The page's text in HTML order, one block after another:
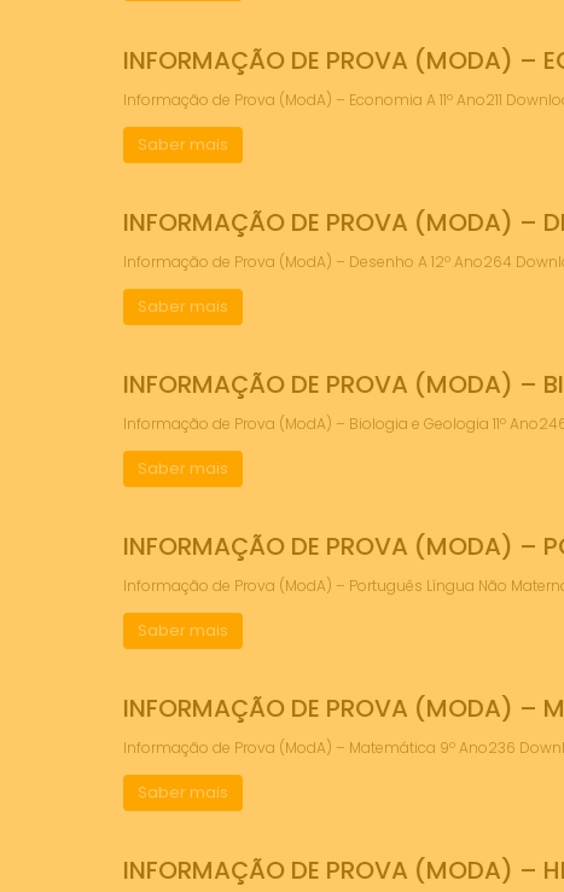
INFORMAÇÃO DE PROVA (MODA) –
Informação de Prova (ModA) – Economia A 11º Ano211
Saber mais
INFORMAÇÃO DE PROVA (MODA) –
Informação de Prova (ModA) – Desenho A 12º Ano264
Saber mais
INFORMAÇÃO DE PROVA (MODA) –
Informação de Prova (ModA) – Biologia e Geologia 11º
Saber mais
INFORMAÇÃO DE PROVA (MODA) –
Informação de Prova (ModA) – Português Língua Não
Saber mais
INFORMAÇÃO DE PROVA (MODA) –
Informação de Prova (ModA) – Matemática 9º Ano236
Saber mais
INFORMAÇÃO DE PROVA (MODA) –